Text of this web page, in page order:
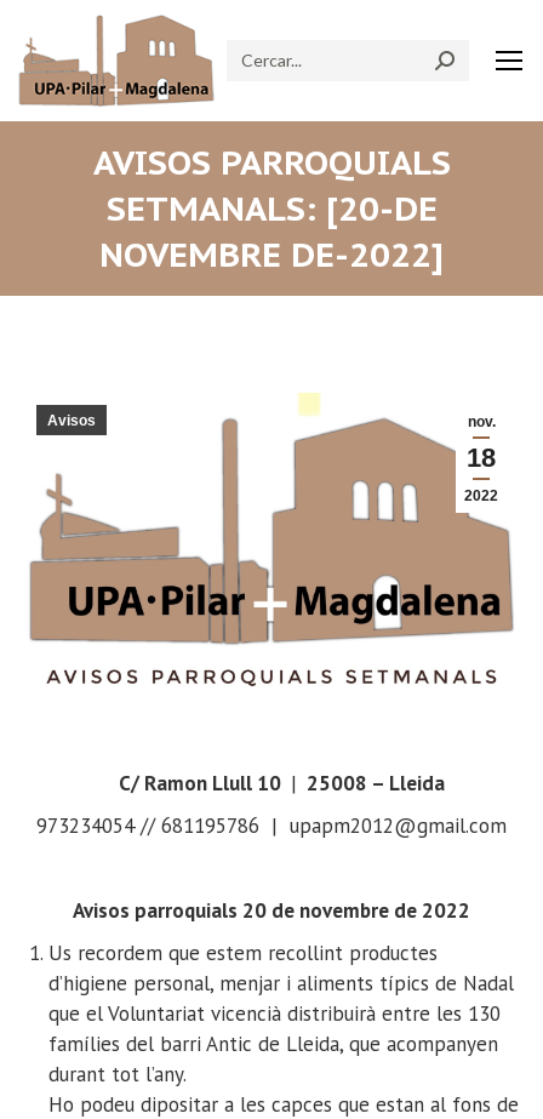
Search:
AVISOS PARROQUIALS
SETMANALS: [20-DE
NOVEMBRE DE-2022]
nov.
18
2022
Avisos
C/ Ramon Llull 10 | 25008 – Lleida
973234054 // 681195786 | upapm2012@gmail.com
Avisos parroquials 20 de novembre de 2022
Us recordem que estem recollint productes
d’higiene personal, menjar i aliments típics de Nadal
que el Voluntariat vicencià distribuirà entre les 130
famílies del barri Antic de Lleida, que acompanyen
durant tot l’any.
Ho podeu dipositar a les capces que estan al fons de